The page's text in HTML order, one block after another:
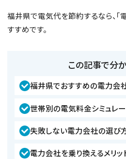
福井県で電気代を節約するなら、「
すすめです。
この記事で分
福井県でおすすめの電力会
世帯別の電気料金シミュレー
失敗しない電力会社の選び
電力会社を乗り換えるメリッ